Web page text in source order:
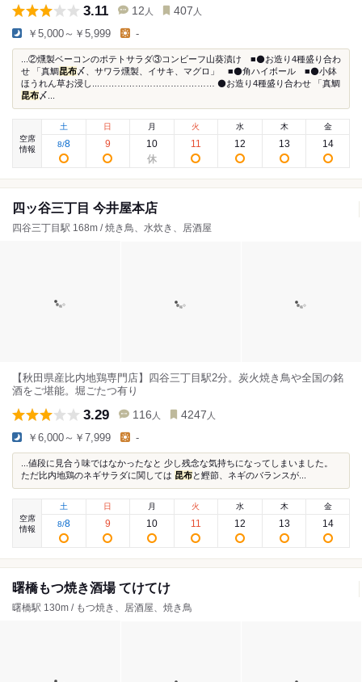
3.11 12 人 407 人
￥5,000～￥5,999 -
...②燻製ベーコンのポテトサラダ③コンビーフ山葵漬け ■⚫お造り4種盛り合わ
せ 「真鯛昆布〆、サワラ燻製、イサキ、マグロ」 ■⚫角ハイボール ■⚫小鉢
ほうれん草お浸し...………………………………… ⚫お造り4種盛り合わせ 「真鯛
昆布〆...
空席
情報
土
8/8
日
9
月
10
火
11
水
12
木
13
金
14
四ッ谷三丁目 今井屋本店
四谷三丁目駅 168m / 焼き鳥、水炊き、居酒屋
【秋田県産比内地鶏専門店】四谷三丁目駅2分。炭火焼き鳥や全国の銘
酒をご堪能。堀ごたつ有り
3.29 116 人 4247 人
￥6,000～￥7,999 -
...値段に見合う味ではなかったなと 少し残念な気持ちになってしまいました。
ただ比内地鶏のネギサラダに関しては 昆布と鰹節、ネギのバランスが...
空席
情報
土
8/8
日
9
月
10
火
11
水
12
木
13
金
14
曙橋もつ焼き酒場 てけてけ
曙橋駅 130m / もつ焼き、居酒屋、焼き鳥